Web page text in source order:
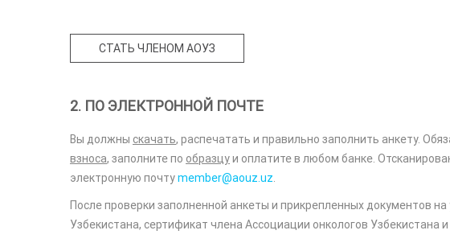
СТАТЬ ЧЛЕНОМ АОУЗ
2. ПО ЭЛЕКТРОННОЙ ПОЧТЕ
Вы должны скачать, распечатать и правильно заполнить анкету.
взноса, заполните по образцуи оплатите в любом банке.
электронную почтуmember@aouz.uz
После проверки заполненной анкеты и прикрепленных документов
Узбекистана, сертификат члена Ассоциации онкологов Узбекистана